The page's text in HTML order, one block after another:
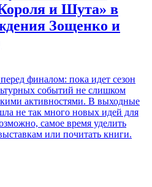
и Шута» в
Зощенко и
финалом: пока идет сезон
событий не слишком
активностями. В выходные
не так много новых идей для
самое время уделить
или почитать книги.